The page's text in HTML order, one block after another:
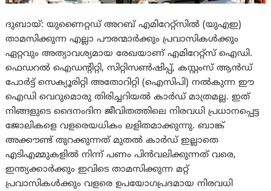
ദുബായ്: യുണൈറ്റഡ് അറബ് എമിറേറ്റ്‌സിൽ (യുഎഇ)
താമസിക്കുന്ന എല്ലാ പൗരന്മാർക്കും പ്രവാസികൾക്കും
ഏറ്റവും അത്യാവശ്യമായ രേഖയാണ് എമിറേറ്റ്‌സ് ഐഡി.
ഫെഡറൽ ഐഡന്റിറ്റി, സിറ്റിസൺഷിപ്പ്, കസ്റ്റംസ് ആൻഡ്
പോർട്ട് സെക്യൂരിറ്റി അതോറിറ്റി (ഐസിപി) നൽകുന്ന ഈ
ഐഡി വെറുമൊരു തിരിച്ചറിയൽ കാർഡ് മാത്രമല്ല. ഇത്
നിങ്ങളുടെ ദൈനംദിന ജീവിതത്തിലെ നിരവധി പ്രധാനപ്പെട്ട
ജോലികളെ വളരെയധികം ലളിതമാക്കുന്നു. ബാങ്ക്
അക്കൗണ്ട് തുറക്കുന്നത് മുതൽ കാർഡ് ഇല്ലാതെ
എടിഎമ്മുകളിൽ നിന്ന് പണം പിൻവലിക്കുന്നത് വരെ,
ഇന്ത്യക്കാർക്കും ഇവിടെ താമസിക്കുന്ന മറ്റ്
പ്രവാസികൾക്കും വളരെ ഉപയോഗപ്രദമായ നിരവധി